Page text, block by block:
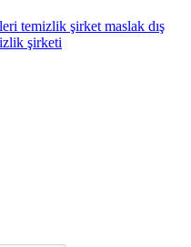
temizlik şirket maslak dış
şirketi